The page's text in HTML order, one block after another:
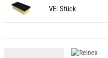
VE: Stück